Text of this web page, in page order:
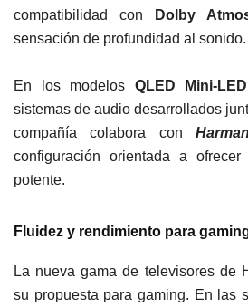
compatibilidad con
Dolby
sensación de profundidad al sonido.
En los modelos QLED Mini-
sistemas de audio desarrollados
compañía colabora con
configuración orientada a
potente.
Fluidez y rendimiento para
La nueva gama de televisores de
su propuesta para gaming. En las